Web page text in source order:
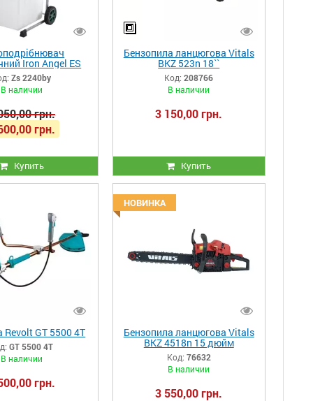
Iron Angel ES
2650М
Zs 2240by
В наличии
грн.
грн.
Купить
Бензопила ланцюгова Vitals
BKZ 523n 18``
Код: 208766
В наличии
3 150,00 грн.
Купить
Revolt GT 5500 4Т
GT 5500 4Т
В наличии
грн.
НОВИНКА
Бензопила ланцюгова Vitals
BKZ 4518n 15 дюйм
Код: 76632
В наличии
3 550,00 грн.